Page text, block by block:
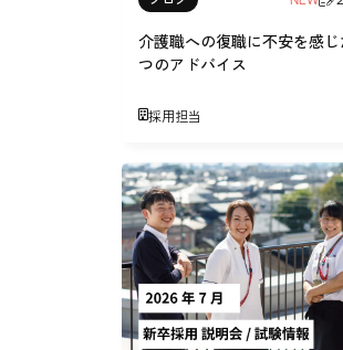
介護職への復職に不安を感じ
つのアドバイス
採用担当